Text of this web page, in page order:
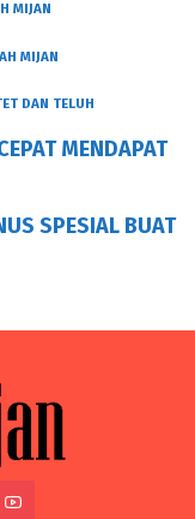
MIJAN
MIJAN
DAN TELUH
MENDAPAT
SPESIAL BUAT